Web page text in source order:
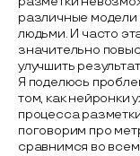
различные
людьми. И часто
значительно
улучшить
Я поделюсь
том, как нейронки
процесса
поговорим про
сравнимся во